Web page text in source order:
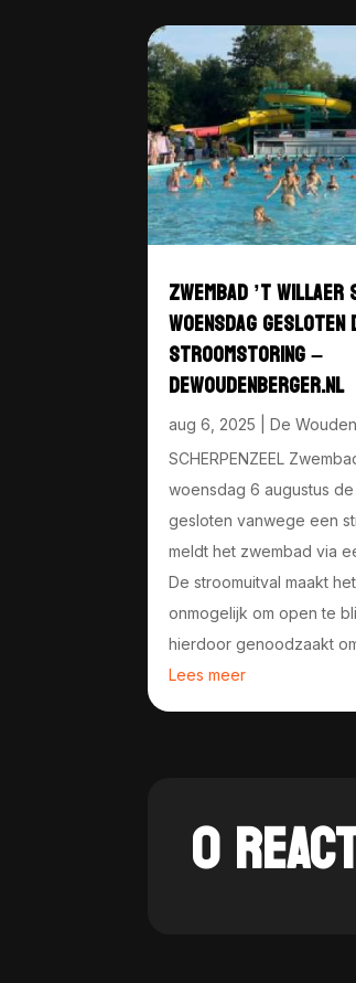
ZWEMBAD ’T WILLAER
WOENSDAG GESLOTEN
STROOMSTORING –
DEWOUDENBERGER.NL
aug 6, 2025
De
SCHERPENZEEL
woensdag 6 augustus
gesloten vanwege een
meldt het zwembad via
De stroomuitval maakt
onmogelijk om open te
hierdoor genoodzaakt
Lees meer
0